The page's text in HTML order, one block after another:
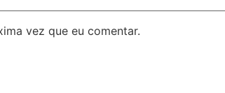
vez que eu comentar.